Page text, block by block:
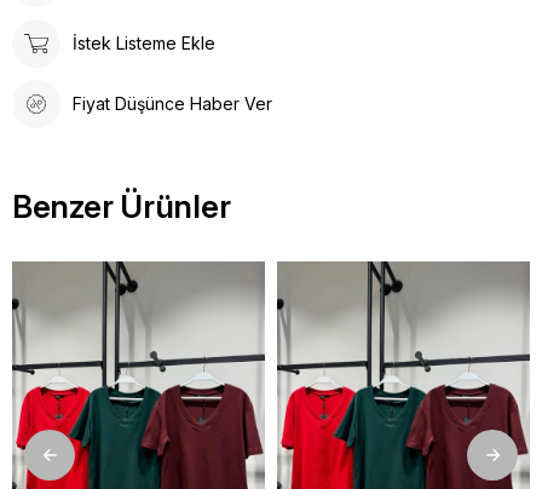
İstek Listeme Ekle
Fiyat Düşünce Haber Ver
Benzer Ürünler